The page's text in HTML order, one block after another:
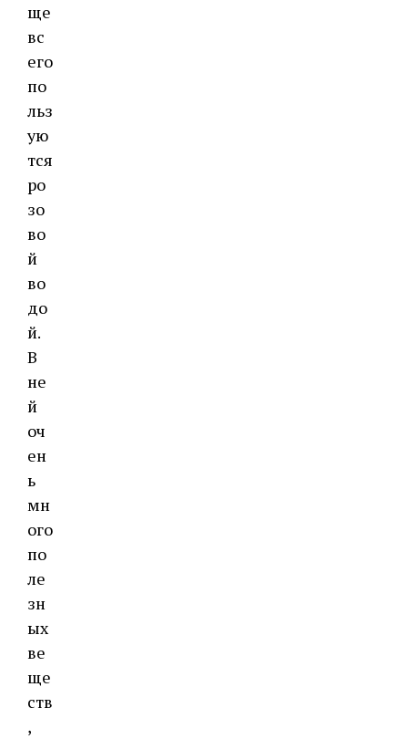
ще
вс
его
по
льз
ую
тся
ро
зо
во
й
во
до
й.
В
не
й
оч
ен
ь
мн
ого
по
ле
зн
ых
ве
ще
ств
,